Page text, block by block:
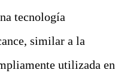
tecnología
similar a la
utilizada en